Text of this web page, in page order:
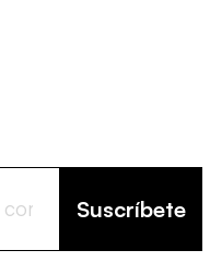
Suscríbete